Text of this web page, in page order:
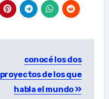
conocé los dos
proyectos de los que
habla el mundo